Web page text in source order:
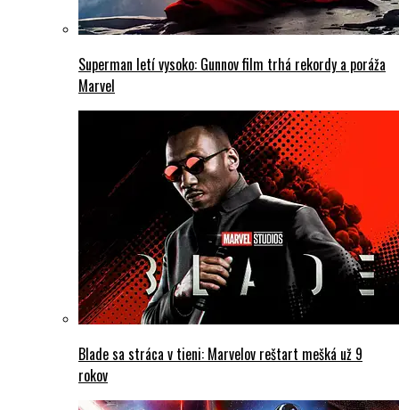
Superman letí vysoko: Gunnov film trhá rekordy a poráža
Marvel
Blade sa stráca v tieni: Marvelov reštart mešká už 9
rokov